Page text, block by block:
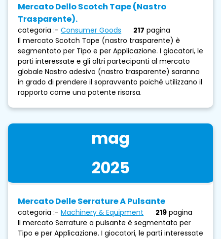
Mercato Dello Scotch Tape (nastro
Trasparente).
categoria :- Consumer Goods 217 pagina
Il mercato Scotch Tape (nastro trasparente) è
segmentato per Tipo e per Applicazione. I giocatori, le
parti interessate e gli altri partecipanti al mercato
globale Nastro adesivo (nastro trasparente) saranno
in grado di prendere il sopravvento poiché utilizzano il
rapporto come una potente risorsa.
mag
2025
Mercato Delle Serrature A Pulsante
categoria :- Machinery & Equipment 219 pagina
Il mercato Serrature a pulsante è segmentato per
Tipo e per Applicazione. I giocatori, le parti interessate